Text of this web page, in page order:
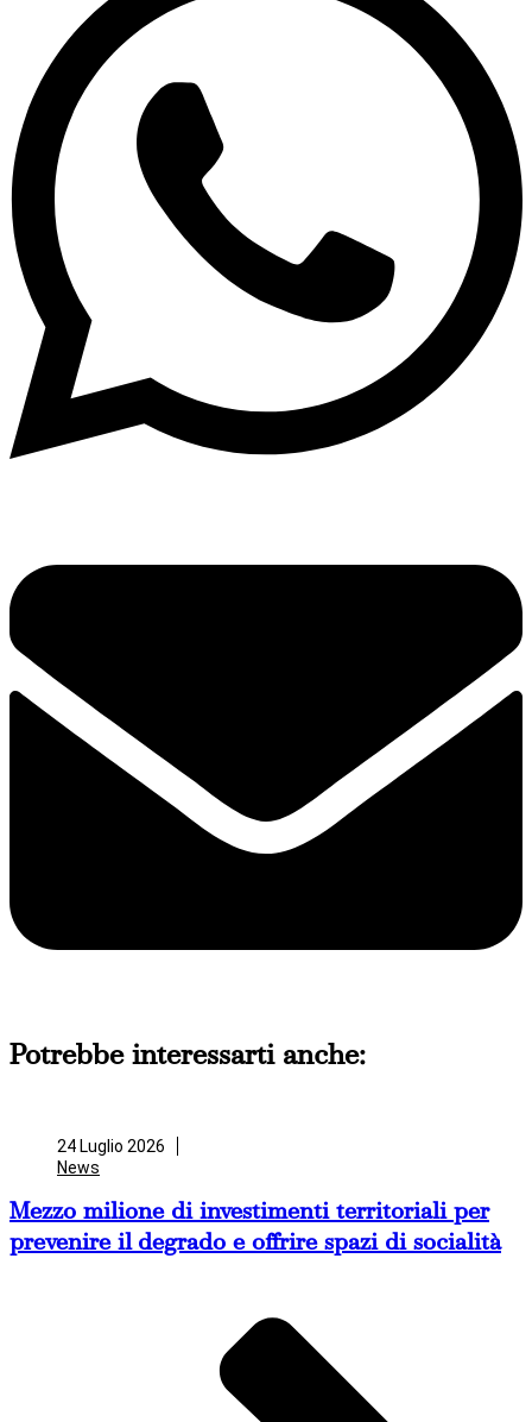
Potrebbe interessarti anche:
24 Luglio 2026
News
Mezzo milione di investimenti territoriali per
prevenire il degrado e offrire spazi di socialità